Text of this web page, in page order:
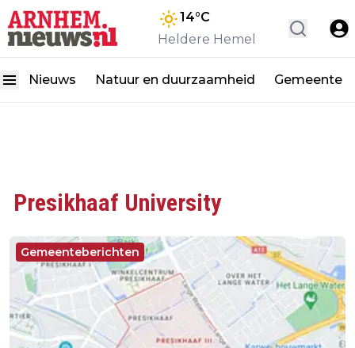
14°C
Heldere Hemel
Nieuws Natuur en duurzaamheid Gemeente
Presikhaaf University
Gemeenteberichten